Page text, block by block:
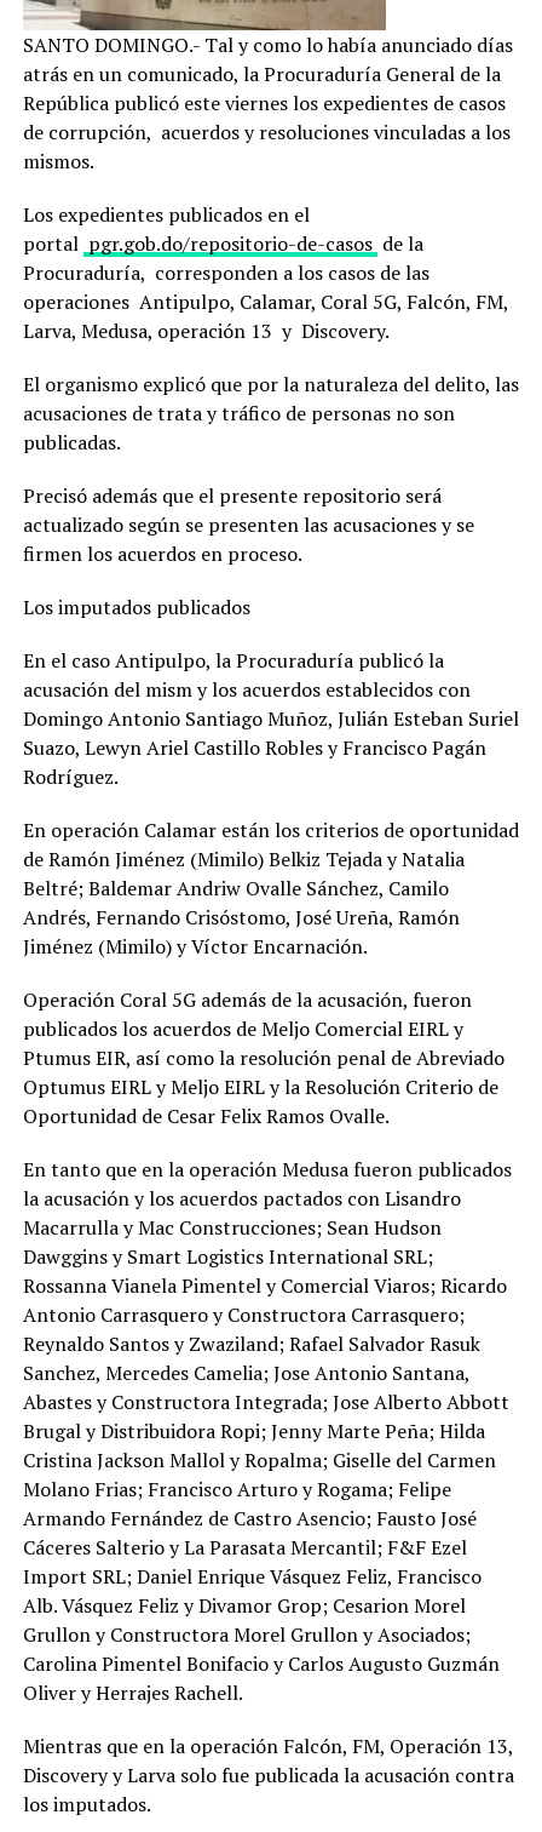
SANTO DOMINGO.- Tal y como lo había anunciado días
atrás en un comunicado, la Procuraduría General de la
República publicó este viernes los expedientes de casos
de corrupción, acuerdos y resoluciones vinculadas a los
mismos.
Los expedientes publicados en el
portal pgr.gob.do/repositorio-de-casos de la
Procuraduría, corresponden a los casos de las
operaciones Antipulpo, Calamar, Coral 5G, Falcón, FM,
Larva, Medusa, operación 13 y Discovery.
El organismo explicó que por la naturaleza del delito, las
acusaciones de trata y tráfico de personas no son
publicadas.
Precisó además que el presente repositorio será
actualizado según se presenten las acusaciones y se
firmen los acuerdos en proceso.
Los imputados publicados
En el caso Antipulpo, la Procuraduría publicó la
acusación del mism y los acuerdos establecidos con
Domingo Antonio Santiago Muñoz, Julián Esteban Suriel
Suazo, Lewyn Ariel Castillo Robles y Francisco Pagán
Rodríguez.
En operación Calamar están los criterios de oportunidad
de Ramón Jiménez (Mimilo) Belkiz Tejada y Natalia
Beltré; Baldemar Andriw Ovalle Sánchez, Camilo
Andrés, Fernando Crisóstomo, José Ureña, Ramón
Jiménez (Mimilo) y Víctor Encarnación.
Operación Coral 5G además de la acusación, fueron
publicados los acuerdos de Meljo Comercial EIRL y
Ptumus EIR, así como la resolución penal de Abreviado
Optumus EIRL y Meljo EIRL y la Resolución Criterio de
Oportunidad de Cesar Felix Ramos Ovalle.
En tanto que en la operación Medusa fueron publicados
la acusación y los acuerdos pactados con Lisandro
Macarrulla y Mac Construcciones; Sean Hudson
Dawggins y Smart Logistics International SRL;
Rossanna Vianela Pimentel y Comercial Viaros; Ricardo
Antonio Carrasquero y Constructora Carrasquero;
Reynaldo Santos y Zwaziland; Rafael Salvador Rasuk
Sanchez, Mercedes Camelia; Jose Antonio Santana,
Abastes y Constructora Integrada; Jose Alberto Abbott
Brugal y Distribuidora Ropi; Jenny Marte Peña; Hilda
Cristina Jackson Mallol y Ropalma; Giselle del Carmen
Molano Frias; Francisco Arturo y Rogama; Felipe
Armando Fernández de Castro Asencio; Fausto José
Cáceres Salterio y La Parasata Mercantil; F&F Ezel
Import SRL; Daniel Enrique Vásquez Feliz, Francisco
Alb. Vásquez Feliz y Divamor Grop; Cesarion Morel
Grullon y Constructora Morel Grullon y Asociados;
Carolina Pimentel Bonifacio y Carlos Augusto Guzmán
Oliver y Herrajes Rachell.
Mientras que en la operación Falcón, FM, Operación 13,
Discovery y Larva solo fue publicada la acusación contra
los imputados.